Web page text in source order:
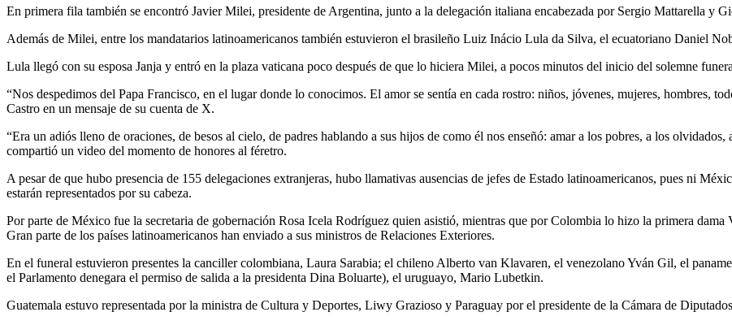
En primera fila también se encontró Javier Milei, presidente de Argentina, junto a la delegación italiana encabezada por Sergio Mattarella y
Además de Milei, entre los mandatarios latinoamericanos también estuvieron el brasileño Luiz Inácio Lula da Silva, el ecuatoriano Daniel
Lula llegó con su esposa Janja y entró en la plaza vaticana poco después de que lo hiciera Milei, a pocos minutos del inicio del solemne
“Nos despedimos del Papa Francisco, en el lugar donde lo conocimos. El amor se sentía en cada rostro: niños, jóvenes, mujeres, hombres,
Castro en un mensaje de su cuenta de X.
“Era un adiós lleno de oraciones, de besos al cielo, de padres hablando a sus hijos de como él nos enseñó: amar a los pobres, a los
compartió un video del momento de honores al féretro.
A pesar de que hubo presencia de 155 delegaciones extranjeras, hubo llamativas ausencias de jefes de Estado latinoamericanos, pues ni
estarán representados por su cabeza.
Por parte de México fue la secretaria de gobernación Rosa Icela Rodríguez quien asistió, mientras que por Colombia lo hizo la primera
Gran parte de los países latinoamericanos han enviado a sus ministros de Relaciones Exteriores.
En el funeral estuvieron presentes la canciller colombiana, Laura Sarabia; el chileno Alberto van Klavaren, el venezolano Yván Gil, el
el Parlamento denegara el permiso de salida a la presidenta Dina Boluarte), el uruguayo, Mario Lubetkin.
Guatemala estuvo representada por la ministra de Cultura y Deportes, Liwy Grazioso y Paraguay por el presidente de la Cámara de